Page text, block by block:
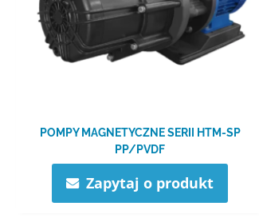
POMPY MAGNETYCZNE SERII HTM-SP
PP/​PVDF
Zapytaj o produkt